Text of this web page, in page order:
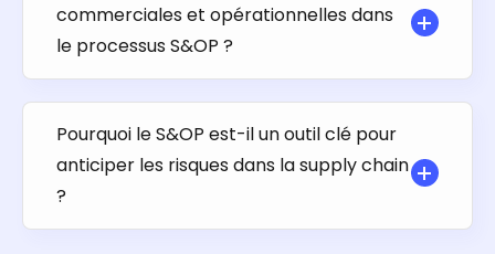
commerciales et opérationnelles dans
le processus S&OP ?
Pourquoi le S&OP est-il un outil clé pour
anticiper les risques dans la supply chain
?